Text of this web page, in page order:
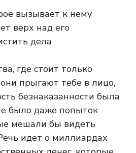
вызывает к нему
верх над его
дела
где стоит только
прыгают тебе в лицо,
безнаказанности была
было даже попыток
мешали бы видеть
идет о миллиардах